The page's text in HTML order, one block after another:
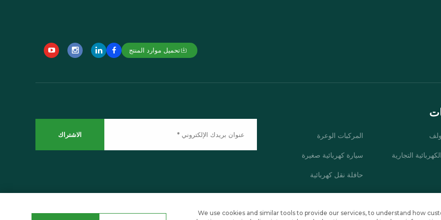
تحميل موارد المنتج
المركبات الوعرة
التجارية سيارة كهربائية صغيرة
حافلة نقل كهربائية
الاشتراك
الحقوق محفوظة سياسة الخصوصية المدونة
We use cookies and similar tools to provide our services, to understand how